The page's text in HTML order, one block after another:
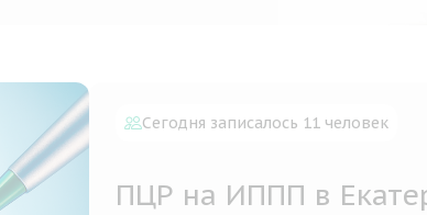
Сегодня записалось 11 человек
ПЦР на ИППП в